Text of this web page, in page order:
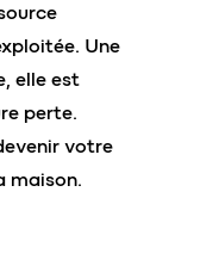
Une
elle est
perte.
votre
maison.